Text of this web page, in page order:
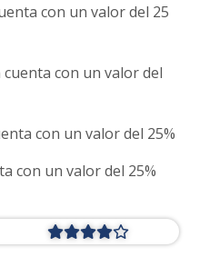
con un valor del 25
con un valor del
con un valor del 25%
con un valor del 25%